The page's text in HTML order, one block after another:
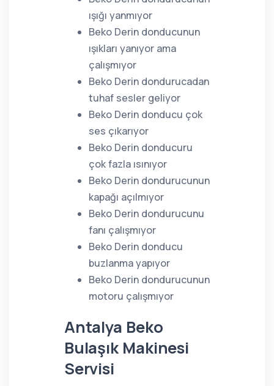
ışığı yanmıyor
Beko Derin donducunun
ışıkları yanıyor ama
çalışmıyor
Beko Derin dondurucadan
tuhaf sesler geliyor
Beko Derin donducu çok
ses çıkarıyor
Beko Derin donducuru
çok fazla ısınıyor
Beko Derin dondurucunun
kapağı açılmıyor
Beko Derin dondurucunu
fanı çalışmıyor
Beko Derin donducu
buzlanma yapıyor
Beko Derin dondurucunun
motoru çalışmıyor
Antalya Beko
Bulaşık Makinesi
Servisi